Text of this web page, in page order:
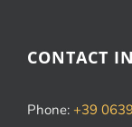
CONTACT
Phone: +39